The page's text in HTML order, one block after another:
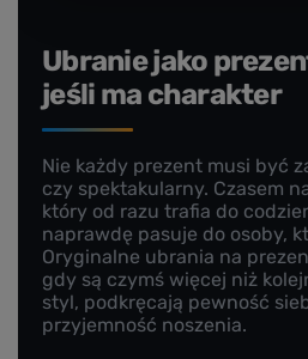
Ubranie jako
jeśli ma charakter
Nie każdy prezent musi być
czy spektakularny. Czasem
który od razu trafia do
naprawdę pasuje do osoby,
Oryginalne ubrania na
gdy są czymś więcej niż
styl, podkręcają pewność
przyjemność noszenia.